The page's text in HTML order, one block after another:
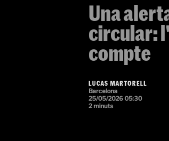
Una
circular:
compte
LUCAS MARTORELL
Barcelona
25/05/2026 05:30
2 minuts